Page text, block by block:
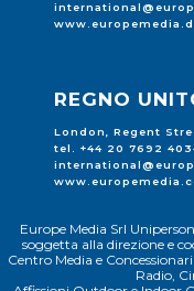
REGNO
London, Regent
tel. +44 20 7692
Europe Media Srl
soggetta alla direzione e
Centro Media e
Radio,